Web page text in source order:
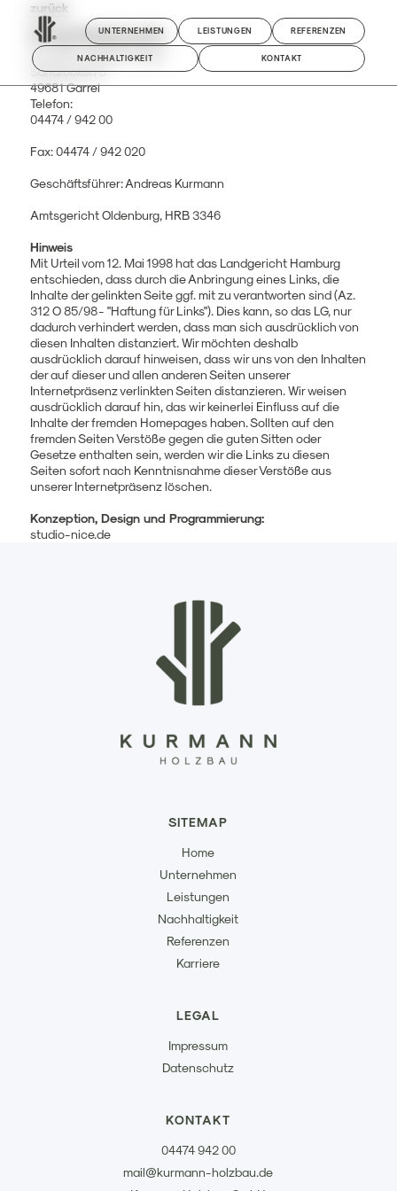
UNTERNEHMEN LEISTUNGEN REFERENZEN
NACHHALTIGKEIT KONTAKT
zurück
Impressum
Kurmann Holzbau GmbH
Sandrocken 5
49681 Garrel
Telefon:
04474 / 942 00
Fax: 04474 / 942 020
Geschäftsführer: Andreas Kurmann
Amtsgericht Oldenburg, HRB 3346
Hinweis
Mit Urteil vom 12. Mai 1998 hat das Landgericht Hamburg
entschieden, dass durch die Anbringung eines Links, die
Inhalte der gelinkten Seite ggf. mit zu verantworten sind (Az.
312 O 85/98 - "Haftung für Links"). Dies kann, so das LG, nur
dadurch verhindert werden, dass man sich ausdrücklich von
diesen Inhalten distanziert. Wir möchten deshalb
ausdrücklich darauf hinweisen, dass wir uns von den Inhalten
der auf dieser und allen anderen Seiten unserer
Internetpräsenz verlinkten Seiten distanzieren. Wir weisen
ausdrücklich darauf hin, das wir keinerlei Einfluss auf die
Inhalte der fremden Homepages haben. Sollten auf den
fremden Seiten Verstöße gegen die guten Sitten oder
Gesetze enthalten sein, werden wir die Links zu diesen
Seiten sofort nach Kenntnisnahme dieser Verstöße aus
unserer Internetpräsenz löschen.
Konzeption, Design und Programmierung:
studio-nice.de
SITEMAP
Home
Unternehmen
Leistungen
Nachhaltigkeit
Referenzen
Karriere
LEGAL
Impressum
Datenschutz
KONTAKT
04474 942 00
mail@kurmann-holzbau.de